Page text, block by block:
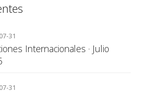
31
Internacionales · Julio
31